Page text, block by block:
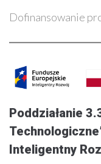
Dofinansowanie
Poddziałanie
Inteligentny